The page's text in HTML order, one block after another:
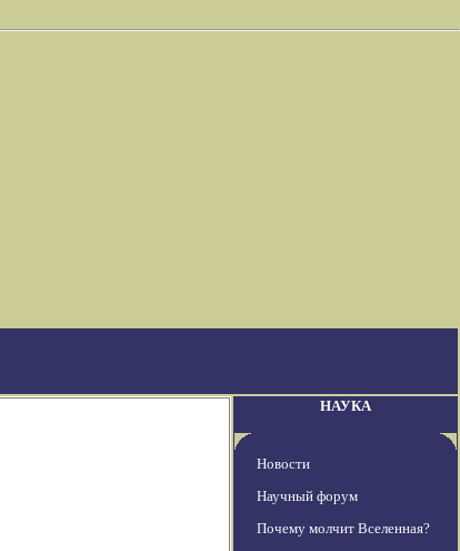
НАУКА
Новости
Научный форум
Почему молчит Вселенная?